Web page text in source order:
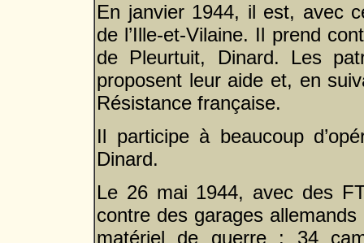
En janvier 1944, il est, avec
de l’Ille-et-Vilaine. Il prend
de Pleurtuit, Dinard. Les
proposent leur aide et, en
Résistance française.
Il participe à beaucoup
Dinard.
Le 26 mai 1944, avec des
contre des garages
matériel de guerre : 34